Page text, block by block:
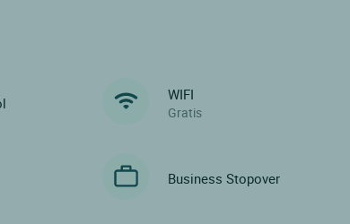
WIFI
Gratis
Business Stopover